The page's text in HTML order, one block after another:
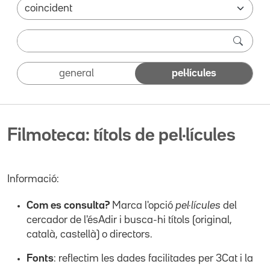
general pel·lícules
Filmoteca: títols de pel·lícules
Informació:
Com es consulta? Marca l'opció pel·lícules del
cercador de l'ésAdir i busca-hi títols (original,
català, castellà) o directors.
Fonts: reflectim les dades facilitades per 3Cat i la